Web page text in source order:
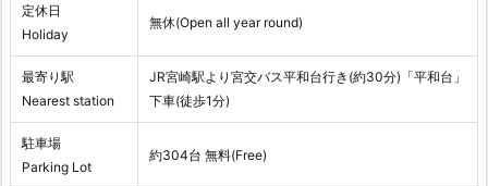
定休日
Holiday
無休(Open all year round)
最寄り駅
Nearest station
JR宮崎駅より宮交バス平和台行き(約30分)「平和台」
下車(徒歩1分)
駐車場
Parking Lot
約304台 無料(Free)